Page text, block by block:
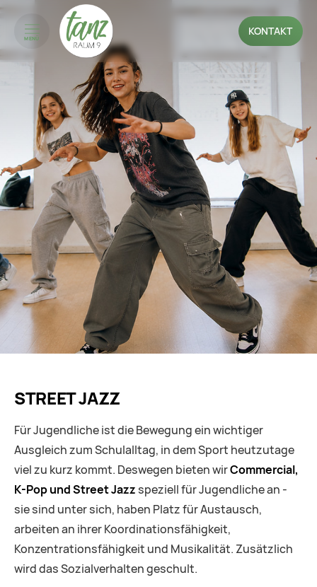
MENÜ
KONTAKT
STREET JAZZ
Für Jugendliche ist die Bewegung ein wichtiger
Ausgleich zum Schulalltag, in dem Sport heutzutage
viel zu kurz kommt. Deswegen bieten wirCommercial,
K-Pop und Street Jazzspeziell für Jugendliche an -
sie sind unter sich, haben Platz für Austausch,
arbeiten an ihrer Koordinationsfähigkeit,
Konzentrationsfähigkeit und Musikalität. Zusätzlich
wird das Sozialverhalten geschult.